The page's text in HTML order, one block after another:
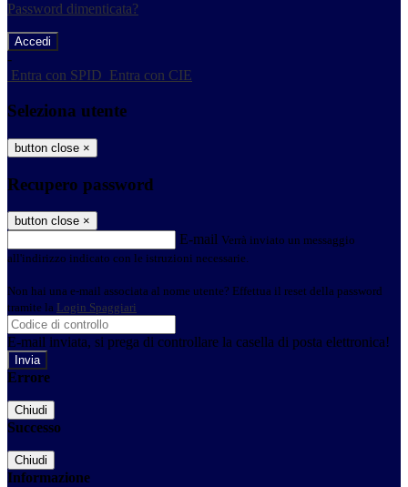
Password dimenticata?
-
Entra con SPID Entra con CIE
Seleziona utente
button close ×
Recupero password
button close ×
E-mail Verrà inviato un messaggio
all'indirizzo indicato con le istruzioni necessarie.
Non hai una e-mail associata al nome utente? Effettua il reset della password
tramite la Login Spaggiari
E-mail inviata, si prega di controllare la casella di posta elettronica!
Errore
Chiudi
Successo
Chiudi
Informazione